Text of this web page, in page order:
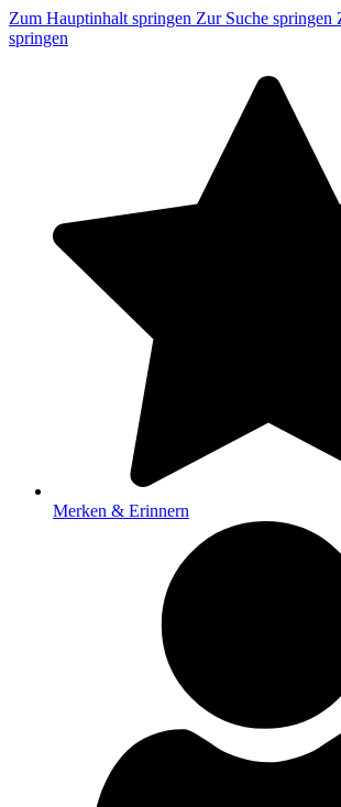
Zum Hauptinhalt springen Zur Suche springen
springen
Merken & Erinnern